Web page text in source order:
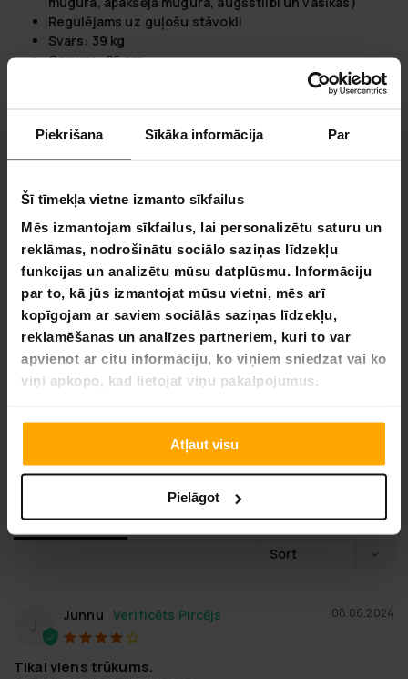
Piekrišana Sīkāka informācija Par
Šī tīmekļa vietne izmanto sīkfailus
Mēs izmantojam sīkfailus, lai personalizētu saturu un
reklāmas, nodrošinātu sociālo saziņas līdzekļu
funkcijas un analizētu mūsu datplūsmu. Informāciju
par to, kā jūs izmantojat mūsu vietni, mēs arī
kopīgojam ar saviem sociālās saziņas līdzekļu,
reklamēšanas un analīzes partneriem, kuri to var
apvienot ar citu informāciju, ko viņiem sniedzat vai ko
viņi apkopo, kad lietojat viņu pakalpojumus.
Atļaut visu
Pielāgot
Regulējams uz guļošu stāvokli
Svars: 39 kg
Garums: 86 cm
4,4 Balstoties uz 9 autsauksmēm
5
3
1
0
0
UZDOT JAUTĀJUMU
Atsauksme
08.06.2024
Junnu
Tikai viens trūkums.